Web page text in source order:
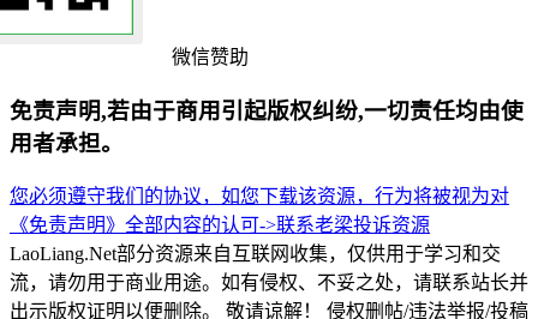
微信赞助
免责声明,若由于商用引起版权纠纷,一切责任均由使
用者承担。
您必须遵守我们的协议，如您下载该资源，行为将被视为对
《免责声明》全部内容的认可->联系老梁投诉资源
LaoLiang.Net部分资源来自互联网收集，仅供用于学习和交
流，请勿用于商业用途。如有侵权、不妥之处，请联系站长并
出示版权证明以便删除。 敬请谅解！ 侵权删帖/违法举报/投稿